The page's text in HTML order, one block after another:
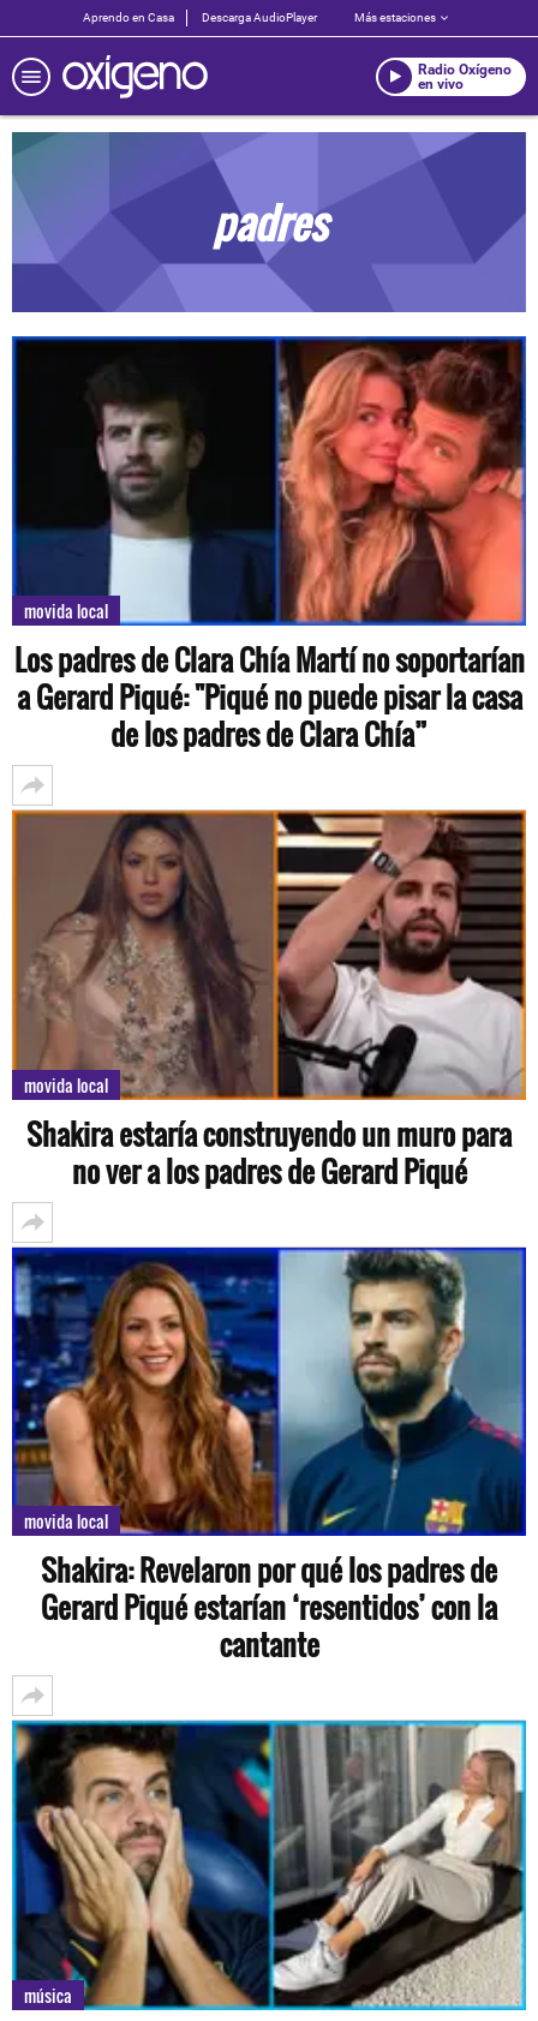
Aprendo en Casa Descarga AudioPlayer Más estaciones
Radio Oxígeno
en vivo
padres
movida local
Los padres de Clara Chía Martí no soportarían
a Gerard Piqué: "Piqué no puede pisar la casa
de los padres de Clara Chía”
movida local
Shakira estaría construyendo un muro para
no ver a los padres de Gerard Piqué
movida local
Shakira: Revelaron por qué los padres de
Gerard Piqué estarían ‘resentidos’ con la
cantante
música